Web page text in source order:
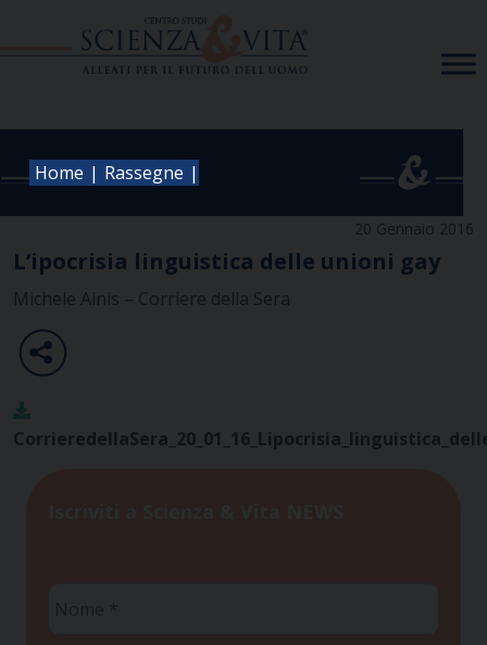
Home | Rassegne |
20 Gennaio 2016
L’ipocrisia linguistica delle unioni gay
Michele Ainis – Corriere della Sera